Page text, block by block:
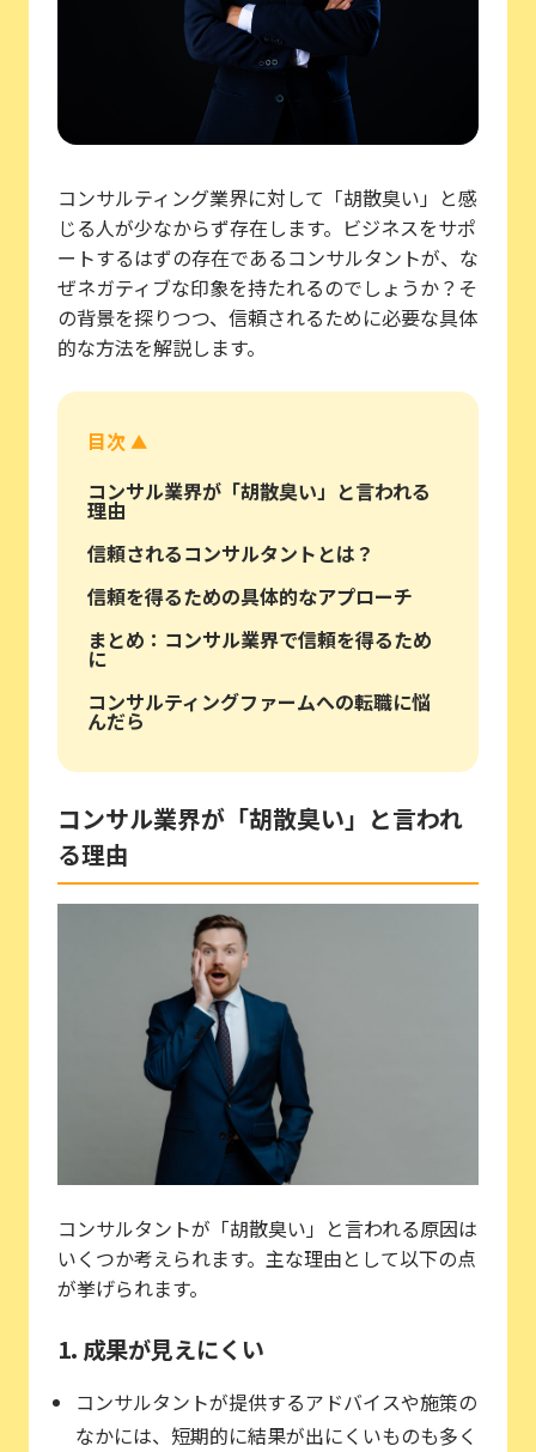
コンサルティング業界に対して「胡散臭い」と感
じる人が少なからず存在します。ビジネスをサポ
ートするはずの存在であるコンサルタントが、な
ぜネガティブな印象を持たれるのでしょうか？そ
の背景を探りつつ、信頼されるために必要な具体
的な方法を解説します。
目次 ▲
コンサル業界が「胡散臭い」と言われる
理由
信頼されるコンサルタントとは？
信頼を得るための具体的なアプローチ
まとめ：コンサル業界で信頼を得るため
に
コンサルティングファームへの転職に悩
んだら
コンサル業界が「胡散臭い」と言われ
る理由
コンサルタントが「胡散臭い」と言われる原因は
いくつか考えられます。主な理由として以下の点
が挙げられます。
1. 成果が見えにくい
コンサルタントが提供するアドバイスや施策の
なかには、短期的に結果が出にくいものも多く